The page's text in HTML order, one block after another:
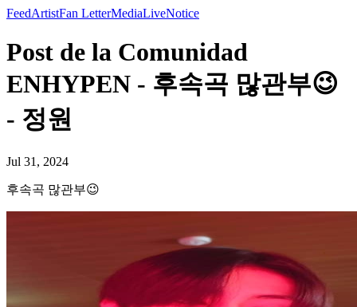
FeedArtistFan LetterMediaLiveNotice
Post de la Comunidad
ENHYPEN - 후속곡 많관부😉
- 정원
Jul 31, 2024
후속곡 많관부😉